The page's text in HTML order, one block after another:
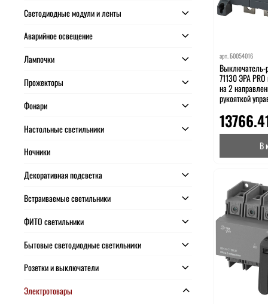
арт.Б0054016
Выключатель-
71130 ЭРА
на 2
рукояткой
В
Светодиодные модули и ленты
Аварийное освещение
Лампочки
Прожекторы
Фонари
Настольные светильники
Ночники
Декоративная подсветка
Встраиваемые светильники
ФИТО светильники
Бытовые светодиодные светильники
Розетки и выключатели
Электротовары